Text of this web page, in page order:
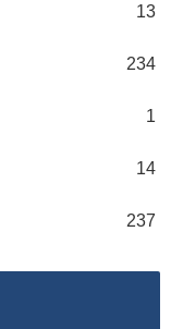
13
234
1
14
237